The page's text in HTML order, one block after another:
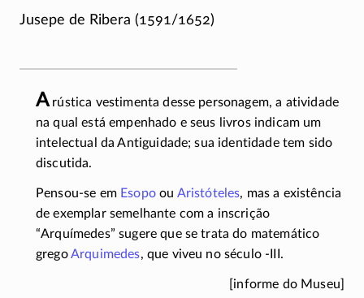
Jusepe de Ribera (1591/1652)
Arústica vestimenta desse personagem, a atividade
na qual está empenhado e seus livros indicam um
intelectual da Antiguidade; sua identidade tem sido
discutida.
Pensou-se em Esopoou Aristóteles, mas a existência
de exemplar semelhante com a inscrição
“Arquímedes” sugere que se trata do matemático
gregoArquimedes, que viveu no século -III .
[informe do Museu]